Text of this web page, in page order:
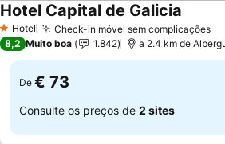
1 Estrelas
Hotel Check-in móvel sem complicações
Hotel Capital de Galicia
8,2 Muito boa 1.842
De € 73
Consulte os preços de 2 sites